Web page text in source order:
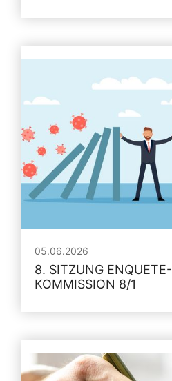
05.06.2026
8. SITZUNG ENQUETE-
KOMMISSION 8/1